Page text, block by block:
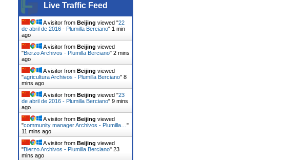
Live Traffic Feed
A visitor from Beijing viewed "22
de abril de 2016 - Plumilla Berciano" 1 min
ago
A visitor from Beijing viewed
"Bierzo Archivos - Plumilla Berciano" 2 mins
ago
A visitor from Beijing viewed
"agricultura Archivos - Plumilla Berciano" 8
mins ago
A visitor from Beijing viewed "23
de abril de 2016 - Plumilla Berciano" 9 mins
ago
A visitor from Beijing viewed
"community manager Archivos - Plumilla… "
11 mins ago
A visitor from Beijing viewed
"Bierzo Archivos - Plumilla Berciano" 23
mins ago